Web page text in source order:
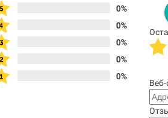
0%
0%
0%
0%
0%
Веб-